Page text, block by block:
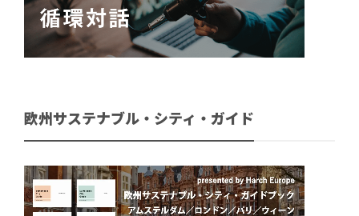
欧州サステナブル・シティ・ガイド